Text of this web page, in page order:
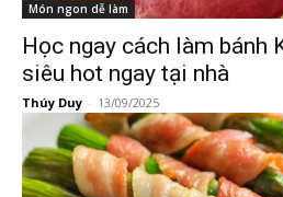
Món ngon dễ làm
Học ngay cách làm bánh
siêu hot ngay tại nhà
Thúy Duy - 13/09/2025